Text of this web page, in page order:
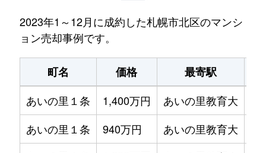
2023年1～12月に成約した札幌市北区のマンシ
ョン売却事例です。
町名 価格 最寄駅
あいの里１条
1,400万円 あいの里教育大
あいの里１条
940万円 あいの里教育大